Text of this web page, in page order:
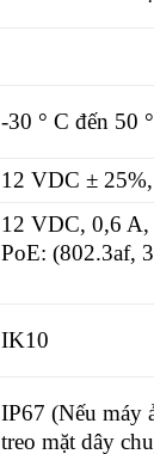
-30 ° C đến 50
12 VDC ±
12 VDC, 0,6
PoE: (802.3af,
IK10
IP67 (Nếu máy
treo mặt dây